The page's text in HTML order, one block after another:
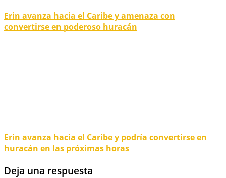
Erin avanza hacia el Caribe y amenaza con
convertirse en poderoso huracán
Erin avanza hacia el Caribe y podría convertirse en
huracán en las próximas horas
Deja una respuesta